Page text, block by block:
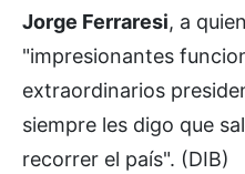
Jorge Ferraresi, a
"impresionantes
extraordinarios
siempre les digo que
recorrer el país". (DIB)